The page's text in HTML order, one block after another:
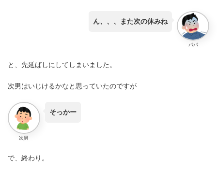
パパ
ん、、、また次の休みね
と、先延ばしにしてしまいました。
次男はいじけるかなと思っていたのですが
次男
そっかー
で、終わり。